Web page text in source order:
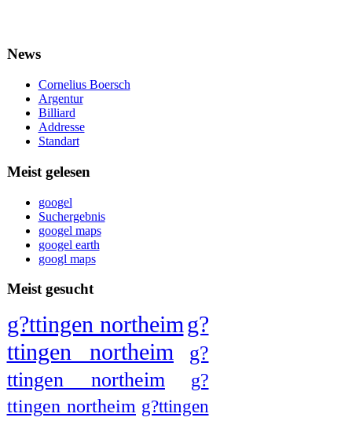
News
Cornelius Boersch
Argentur
Billiard
Addresse
Standart
Meist gelesen
googel
Suchergebnis
googel maps
googel earth
googl maps
Meist gesucht
g?ttingen northeimg?
ttingen northeim
g?
ttingen northeim
g?
ttingen northeim g?ttingen